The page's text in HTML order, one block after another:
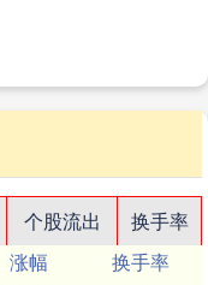
个股流出
换手率
涨幅
换手率